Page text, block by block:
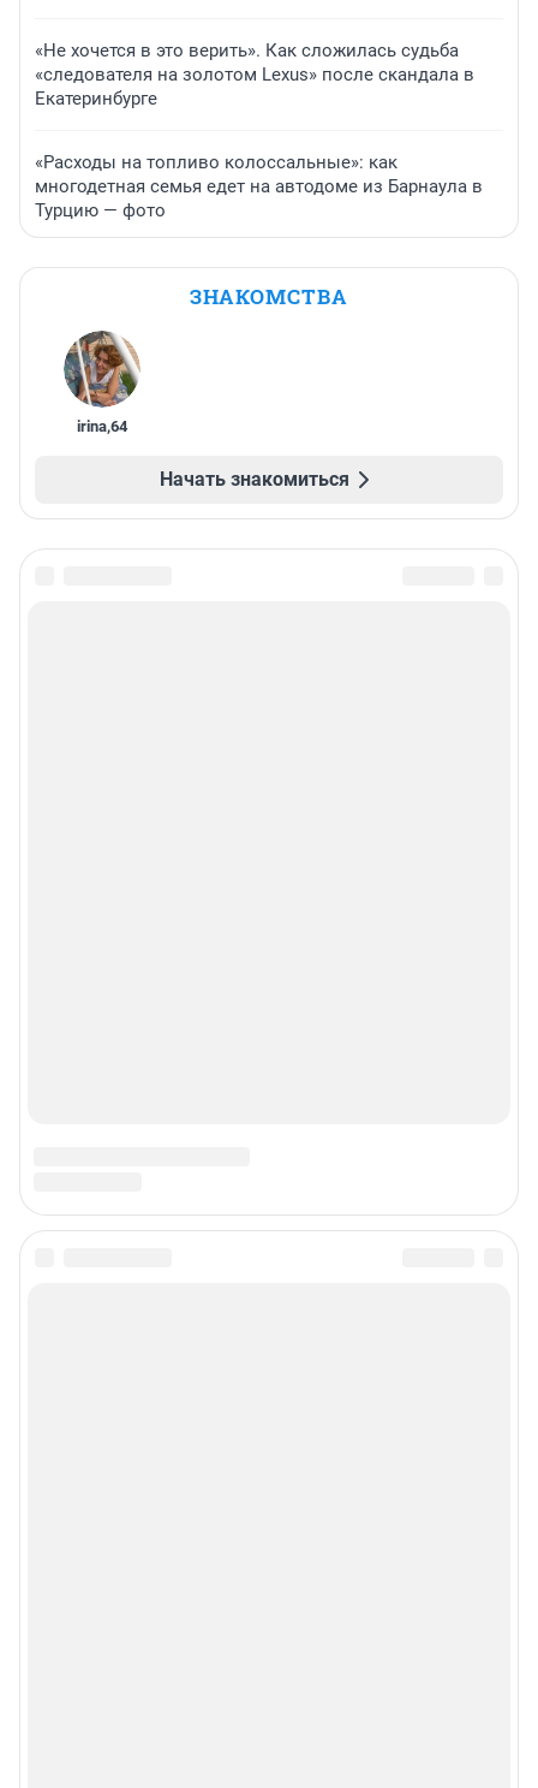
«Не хочется в это верить». Как сложилась судьба
«следователя на золотом Lexus» после скандала в
Екатеринбурге
«Расходы на топливо колоссальные»: как
многодетная семья едет на автодоме из Барнаула в
Турцию — фото
ЗНАКОМСТВА
irina,64
Начать знакомиться